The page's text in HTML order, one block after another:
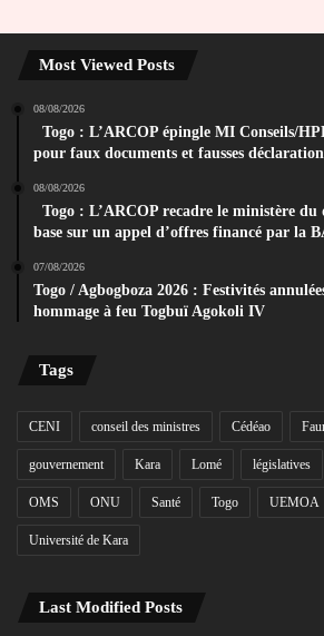
Most Viewed Posts
08/08/2026
Togo : L’ARCOP épingle MI Conseils/
pour faux documents et fausses
08/08/2026
Togo : L’ARCOP recadre le ministère du
base sur un appel d’offres financé par la
07/08/2026
Togo / Agbogboza 2026 : Festivités
hommage à feu Togbuï Agokoli IV
Tags
CENI conseil des ministres Cédéao
gouvernement Kara Lomé législatives
OMS ONU Santé Togo UEMOA
Université de Kara
Last Modified Posts